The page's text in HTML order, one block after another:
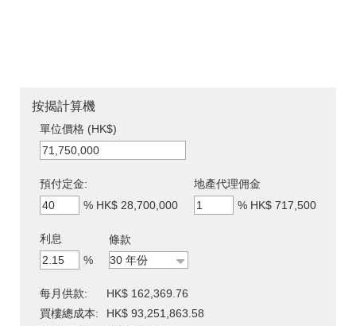
按揭計算機
單位價格 (HK$)
預付定金:
% HK$ 28,700,000
地產代理佣金
% HK$ 717,500
利息
%
條款
每月供款:
HK$ 162,369.76
買樓總成本:
HK$ 93,251,863.58